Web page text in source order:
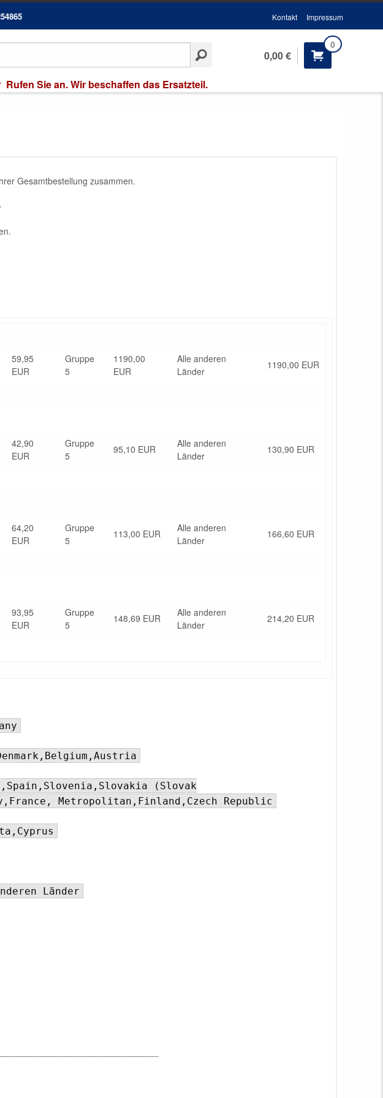
Kontakt Impressum
Sie an. Wir beschaffen das Ersatzteil.
0
0,00 €
Gesamtbestellung zusammen.
59,95
EUR
Gruppe
5
1190,00
EUR
Alle anderen
Länder
1190,00 EUR
42,90
EUR
Gruppe
5
95,10 EUR
Alle anderen
Länder
130,90 EUR
64,20
EUR
Gruppe
5
113,00 EUR
Alle anderen
Länder
166,60 EUR
93,95
EUR
Gruppe
5
148,69 EUR
Alle anderen
Länder
214,20 EUR
(Slovak
Metropolitan,Finland,Czech Republic
Länder